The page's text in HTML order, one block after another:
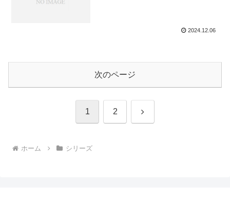
2024.12.06
次のページ
1 2 次
ホーム シリーズ